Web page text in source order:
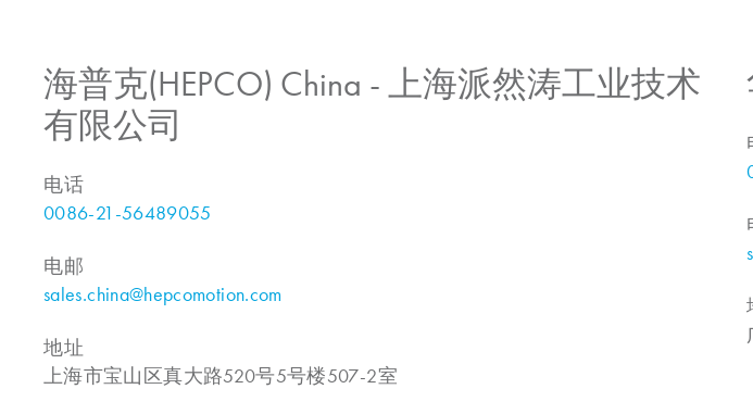
海普克(HEPCO) China - 上海派然涛工业技术
有限公司
电话
0086-21-56489055
电邮
sales.china@hepcomotion.com
地址
上海市宝山区真大路520号5号楼507-2室